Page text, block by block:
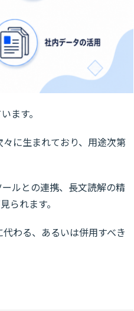
ます。
に生まれており、用途次第
ルとの連携、長文読解の精
られます。
わる、あるいは併用すべき